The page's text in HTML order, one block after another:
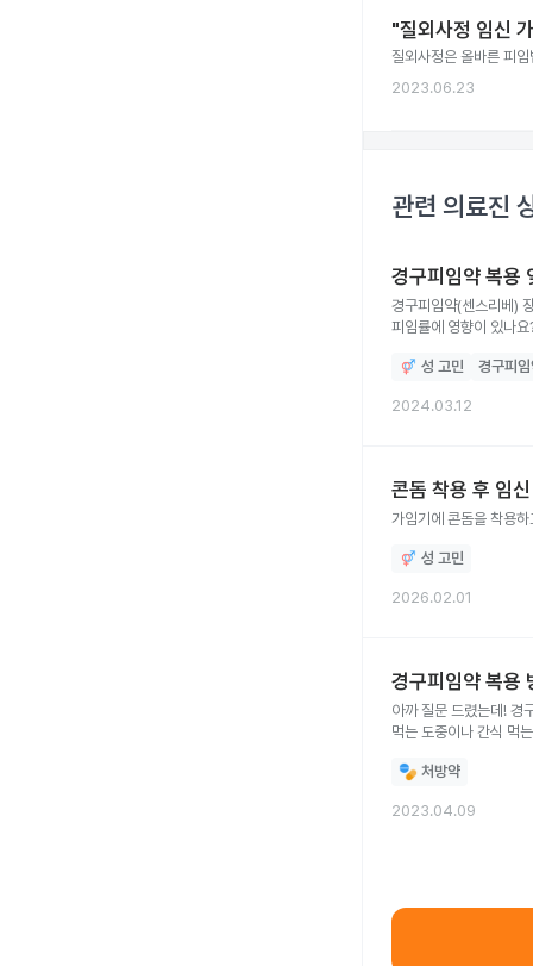
"질외사정 임신
질외사정은 올바른 피
2023.06.23
관련 의료진
경구피임약 복용
경구피임약(센스리베)
피임률에 영향이 있나
성 고민
경구피
2024.03.12
콘돔 착용 후 임
가임기에 콘돔을 착용
성 고민
2026.02.01
경구피임약 복용
아까 질문 드렸는데! 경
먹는 도중이나 간식 먹는 도중
처방약
2023.04.09